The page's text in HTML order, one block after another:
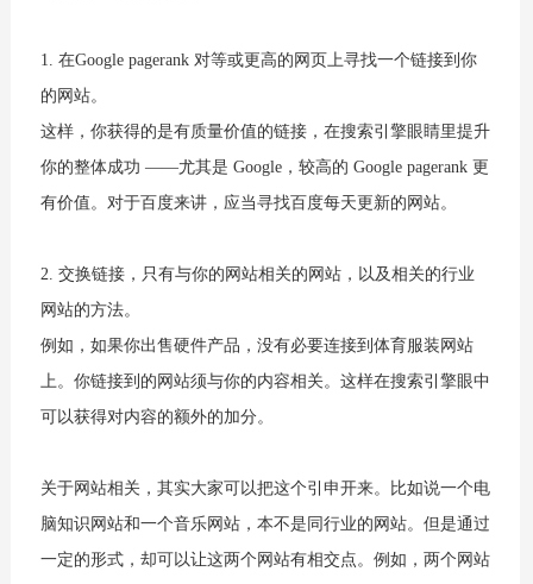
1. 在Google pagerank 对等或更高的网页上寻找一个链接到你
的网站。
这样，你获得的是有质量价值的链接，在搜索引擎眼睛里提升
你的整体成功 ——尤其是 Google，较高的 Google pagerank 更
有价值。对于百度来讲，应当寻找百度每天更新的网站。
2. 交换链接，只有与你的网站相关的网站，以及相关的行业
网站的方法。
例如，如果你出售硬件产品，没有必要连接到体育服装网站
上。你链接到的网站须与你的内容相关。这样在搜索引擎眼中
可以获得对内容的额外的加分。
关于网站相关，其实大家可以把这个引申开来。比如说一个电
脑知识网站和一个音乐网站，本不是同行业的网站。但是通过
一定的形式，却可以让这两个网站有相交点。例如，两个网站